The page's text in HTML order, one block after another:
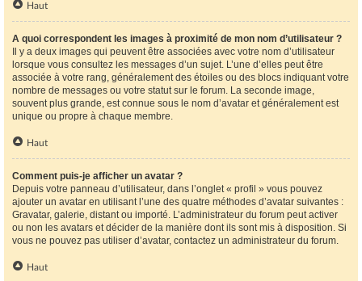
Haut
A quoi correspondent les images à proximité de mon nom d’utilisateur ?
Il y a deux images qui peuvent être associées avec votre nom d’utilisateur
lorsque vous consultez les messages d’un sujet. L’une d’elles peut être
associée à votre rang, généralement des étoiles ou des blocs indiquant votre
nombre de messages ou votre statut sur le forum. La seconde image,
souvent plus grande, est connue sous le nom d’avatar et généralement est
unique ou propre à chaque membre.
Haut
Comment puis-je afficher un avatar ?
Depuis votre panneau d’utilisateur, dans l’onglet « profil » vous pouvez
ajouter un avatar en utilisant l’une des quatre méthodes d’avatar suivantes :
Gravatar, galerie, distant ou importé. L’administrateur du forum peut activer
ou non les avatars et décider de la manière dont ils sont mis à disposition. Si
vous ne pouvez pas utiliser d’avatar, contactez un administrateur du forum.
Haut